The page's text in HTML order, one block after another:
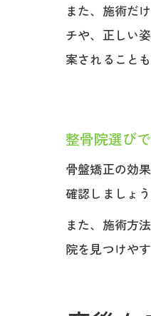
また、施術だ
チや、正しい
案されること
整骨院選び
骨盤矯正の効
確認しましょ
また、施術方
院を見つけや